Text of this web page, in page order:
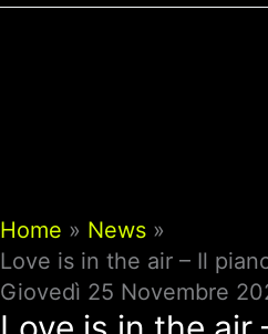
Home
News
Love is in the air – Il
Giovedì 25 Novembre